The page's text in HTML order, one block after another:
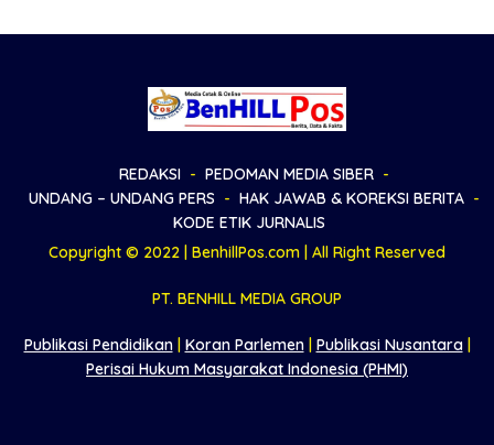
REDAKSI
PEDOMAN MEDIA SIBER
UNDANG – UNDANG PERS
HAK JAWAB & KOREKSI BERITA
KODE ETIK JURNALIS
Copyright © 2022 | BenhillPos.com | All Right Reserved
PT. BENHILL MEDIA GROUP
Publikasi Pendidikan| Koran Parlemen| Publikasi Nusantara|
Perisai Hukum Masyarakat Indonesia (PHMI)